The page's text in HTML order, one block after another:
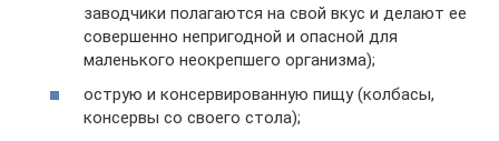
заводчики полагаются на свой вкус и делают ее
совершенно непригодной и опасной для
маленького неокрепшего организма);
острую и консервированную пищу (колбасы,
консервы со своего стола);